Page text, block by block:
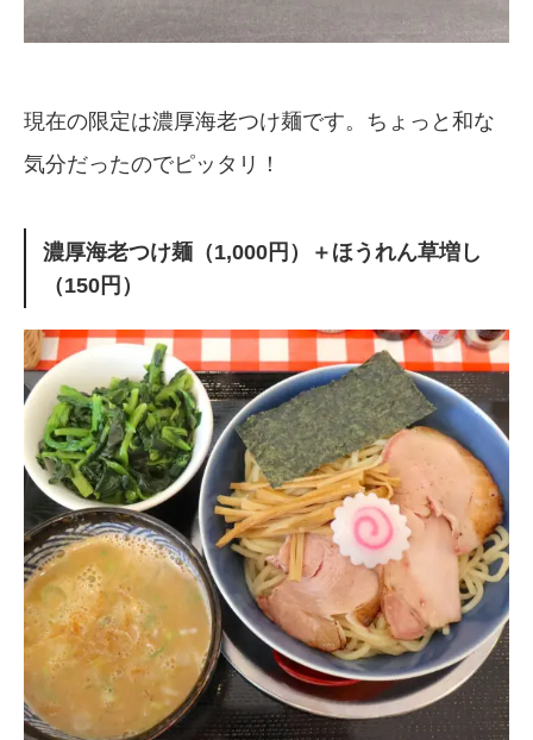
現在の限定は濃厚海老つけ麺です。ちょっと和な
気分だったのでピッタリ！
濃厚海老つけ麺（1,000円）＋ほうれん草増し
（150円）